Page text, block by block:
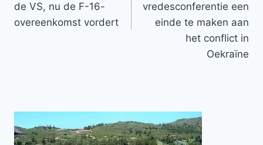
de VS, nu de F-16-
overeenkomst vordert
vredesconferentie een
einde te maken aan
het conflict in
Oekraïne